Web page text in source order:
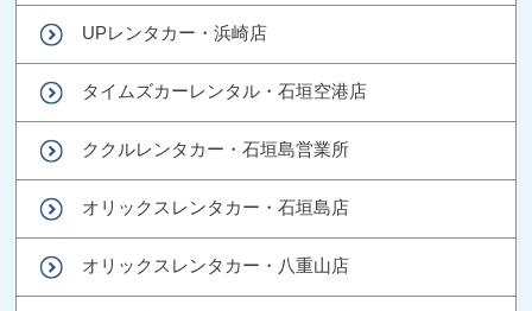
UPレンタカー・浜崎店
タイムズカーレンタル・石垣空港店
ククルレンタカー・石垣島営業所
オリックスレンタカー・石垣島店
オリックスレンタカー・八重山店